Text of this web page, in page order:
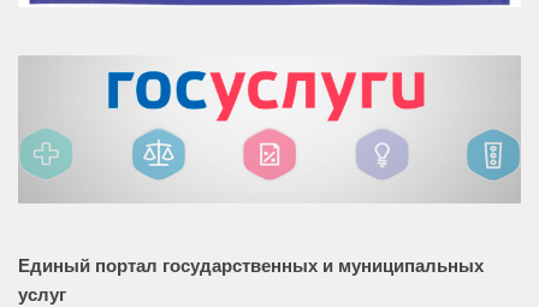
Единый портал государственных и муниципальных
услуг